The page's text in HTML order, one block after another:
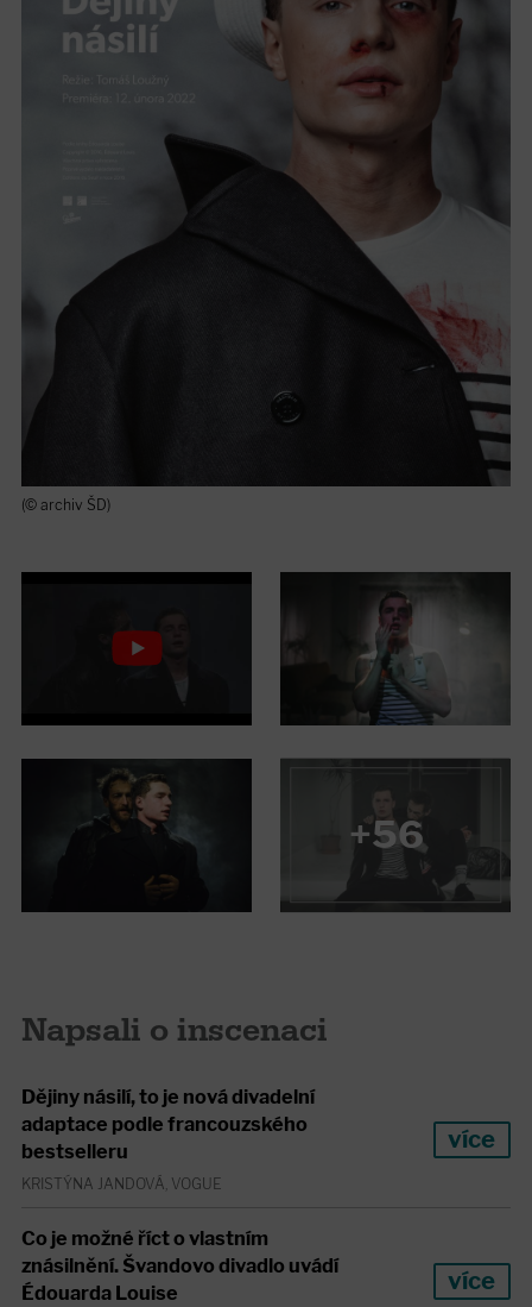
(© archiv ŠD)
+56
Napsali o inscenaci
Dějiny násilí, to je nová divadelní
adaptace podle francouzského
bestselleru
KRISTÝNA JANDOVÁ, VOGUE
více
Co je možné říct o vlastním
znásilnění. Švandovo divadlo uvádí
Édouarda Louise
více